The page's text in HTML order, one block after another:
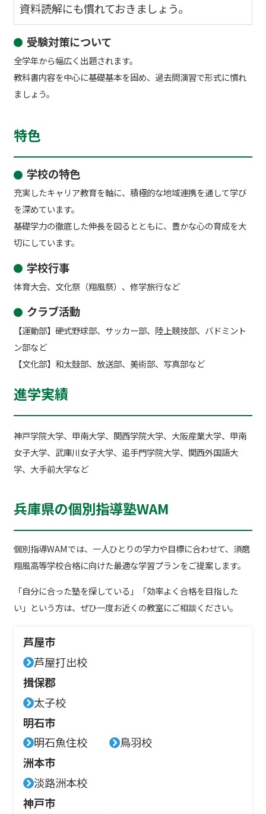
資料読解にも慣れておきましょう。
受験対策について
全学年から幅広く出題されます。
教科書内容を中心に基礎基本を固め、過去問演習で形式に慣れ
ましょう。
特色
学校の特色
充実したキャリア教育を軸に、積極的な地域連携を通して学び
を深めています。
基礎学力の徹底した伸長を図るとともに、豊かな心の育成を大
切にしています。
学校行事
体育大会、文化祭（翔風祭）、修学旅行など
クラブ活動
【運動部】硬式野球部、サッカー部、陸上競技部、バドミント
ン部など
【文化部】和太鼓部、放送部、美術部、写真部など
進学実績
神戸学院大学、甲南大学、関西学院大学、大阪産業大学、甲南
女子大学、武庫川女子大学、追手門学院大学、関西外国語大
学、大手前大学など
兵庫県の個別指導塾WAM
個別指導WAMでは、一人ひとりの学力や目標に合わせて、須磨
翔風高等学校合格に向けた最適な学習プランをご提案します。
「自分に合った塾を探している」「効率よく合格を目指した
い」という方は、ぜひ一度お近くの教室にご相談ください。
芦屋市
芦屋打出校
揖保郡
太子校
明石市
明石魚住校
鳥羽校
洲本市
淡路洲本校
神戸市